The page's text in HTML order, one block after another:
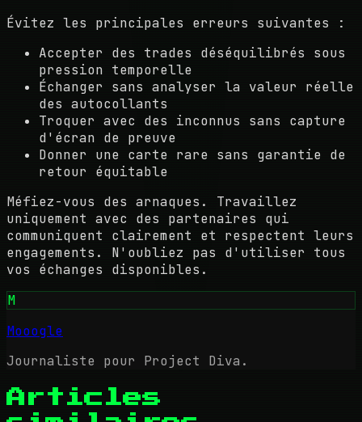
Évitez les principales erreurs suivantes :
Accepter des trades déséquilibrés sous
pression temporelle
Échanger sans analyser la valeur réelle
des autocollants
Troquer avec des inconnus sans capture
d'écran de preuve
Donner une carte rare sans garantie de
retour équitable
Méfiez-vous des arnaques. Travaillez
uniquement avec des partenaires qui
communiquent clairement et respectent leurs
engagements. N'oubliez pas d'utiliser tous
vos échanges disponibles.
M
Mooogle
Journaliste pour Project Diva.
Articles